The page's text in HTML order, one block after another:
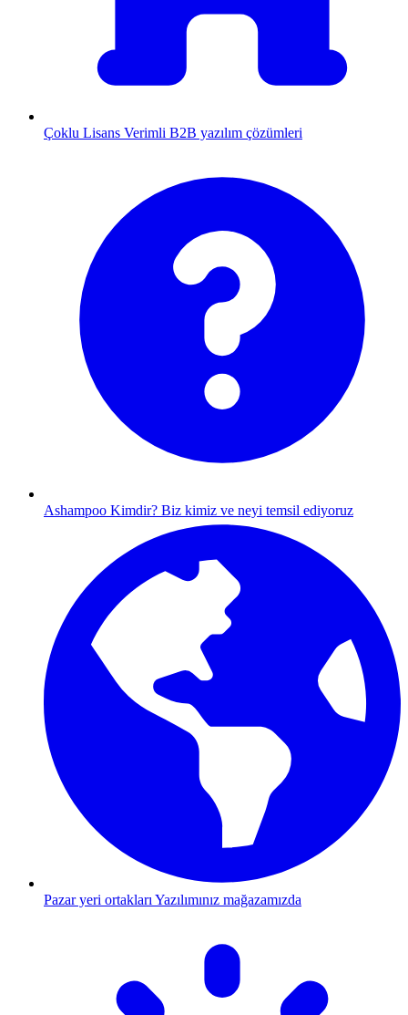
Çoklu Lisans Verimli B2B yazılım çözümleri
Ashampoo Kimdir? Biz kimiz ve neyi temsil ediyoruz
Pazar yeri ortakları Yazılımınız mağazamızda